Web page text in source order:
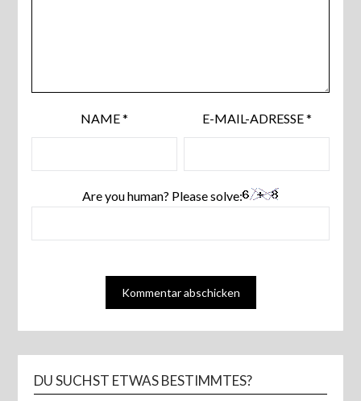
NAME* E-MAIL-ADRESSE*
Are you human? Please solve:
DU SUCHST ETWAS BESTIMMTES?